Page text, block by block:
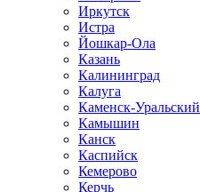
Иркутск
Истра
Йошкар-Ола
Казань
Калининград
Калуга
Каменск-Уральский
Камышин
Канск
Каспийск
Кемерово
Керчь